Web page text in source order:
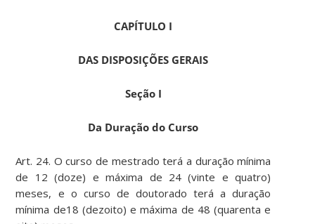
CAPÍTULO I
DAS DISPOSIÇÕES GERAIS
Seção I
Da Duração do Curso
Art. 24. O curso de mestrado terá a duração mínima
de 12 (doze) e máxima de 24 (vinte e quatro)
meses, e o curso de doutorado terá a duração
mínima de18 (dezoito) e máxima de 48 (quarenta e